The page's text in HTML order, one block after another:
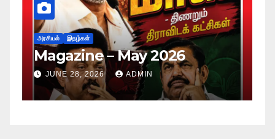
அரசியல் இதழ்கள்
Magazine – May 2026
JUNE 28, 2026 ADMIN